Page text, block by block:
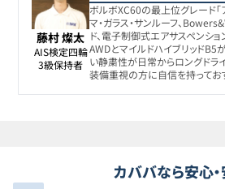
藤村 燦太
AIS検定四輪
3級保持者
ボルボXC60の最上位グレード「ア
マ・ガラス・サンルーフ、
ド、電子制御式エアサスペンシ
AWDとマイルドハイブリッドB5
い静粛性が日常からロングドラ
装備重視の方に自信を持ってお
カババなら安心